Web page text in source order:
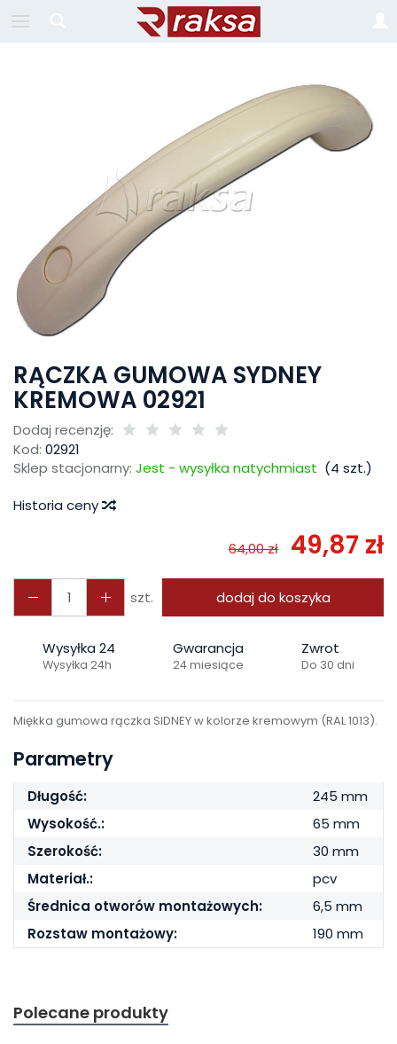
RĄCZKA GUMOWA SYDNEY
KREMOWA 02921
Dodaj recenzję:
Kod: 02921
Sklep stacjonarny: Jest - wysyłka natychmiast (4 szt.)
Historia ceny
64,00 zł 49,87 zł
szt. dodaj do koszyka
Wysyłka 24
Wysyłka 24h
Gwarancja
24 miesiące
Zwrot
Do 30 dni
Miękka gumowa rączka SIDNEY w kolorze kremowym (RAL 1013).
Parametry
Długość:
245 mm
Wysokość.:
65 mm
Szerokość:
30 mm
Materiał.:
pcv
Średnica otworów montażowych:
6,5 mm
Rozstaw montażowy:
190 mm
Polecane produkty